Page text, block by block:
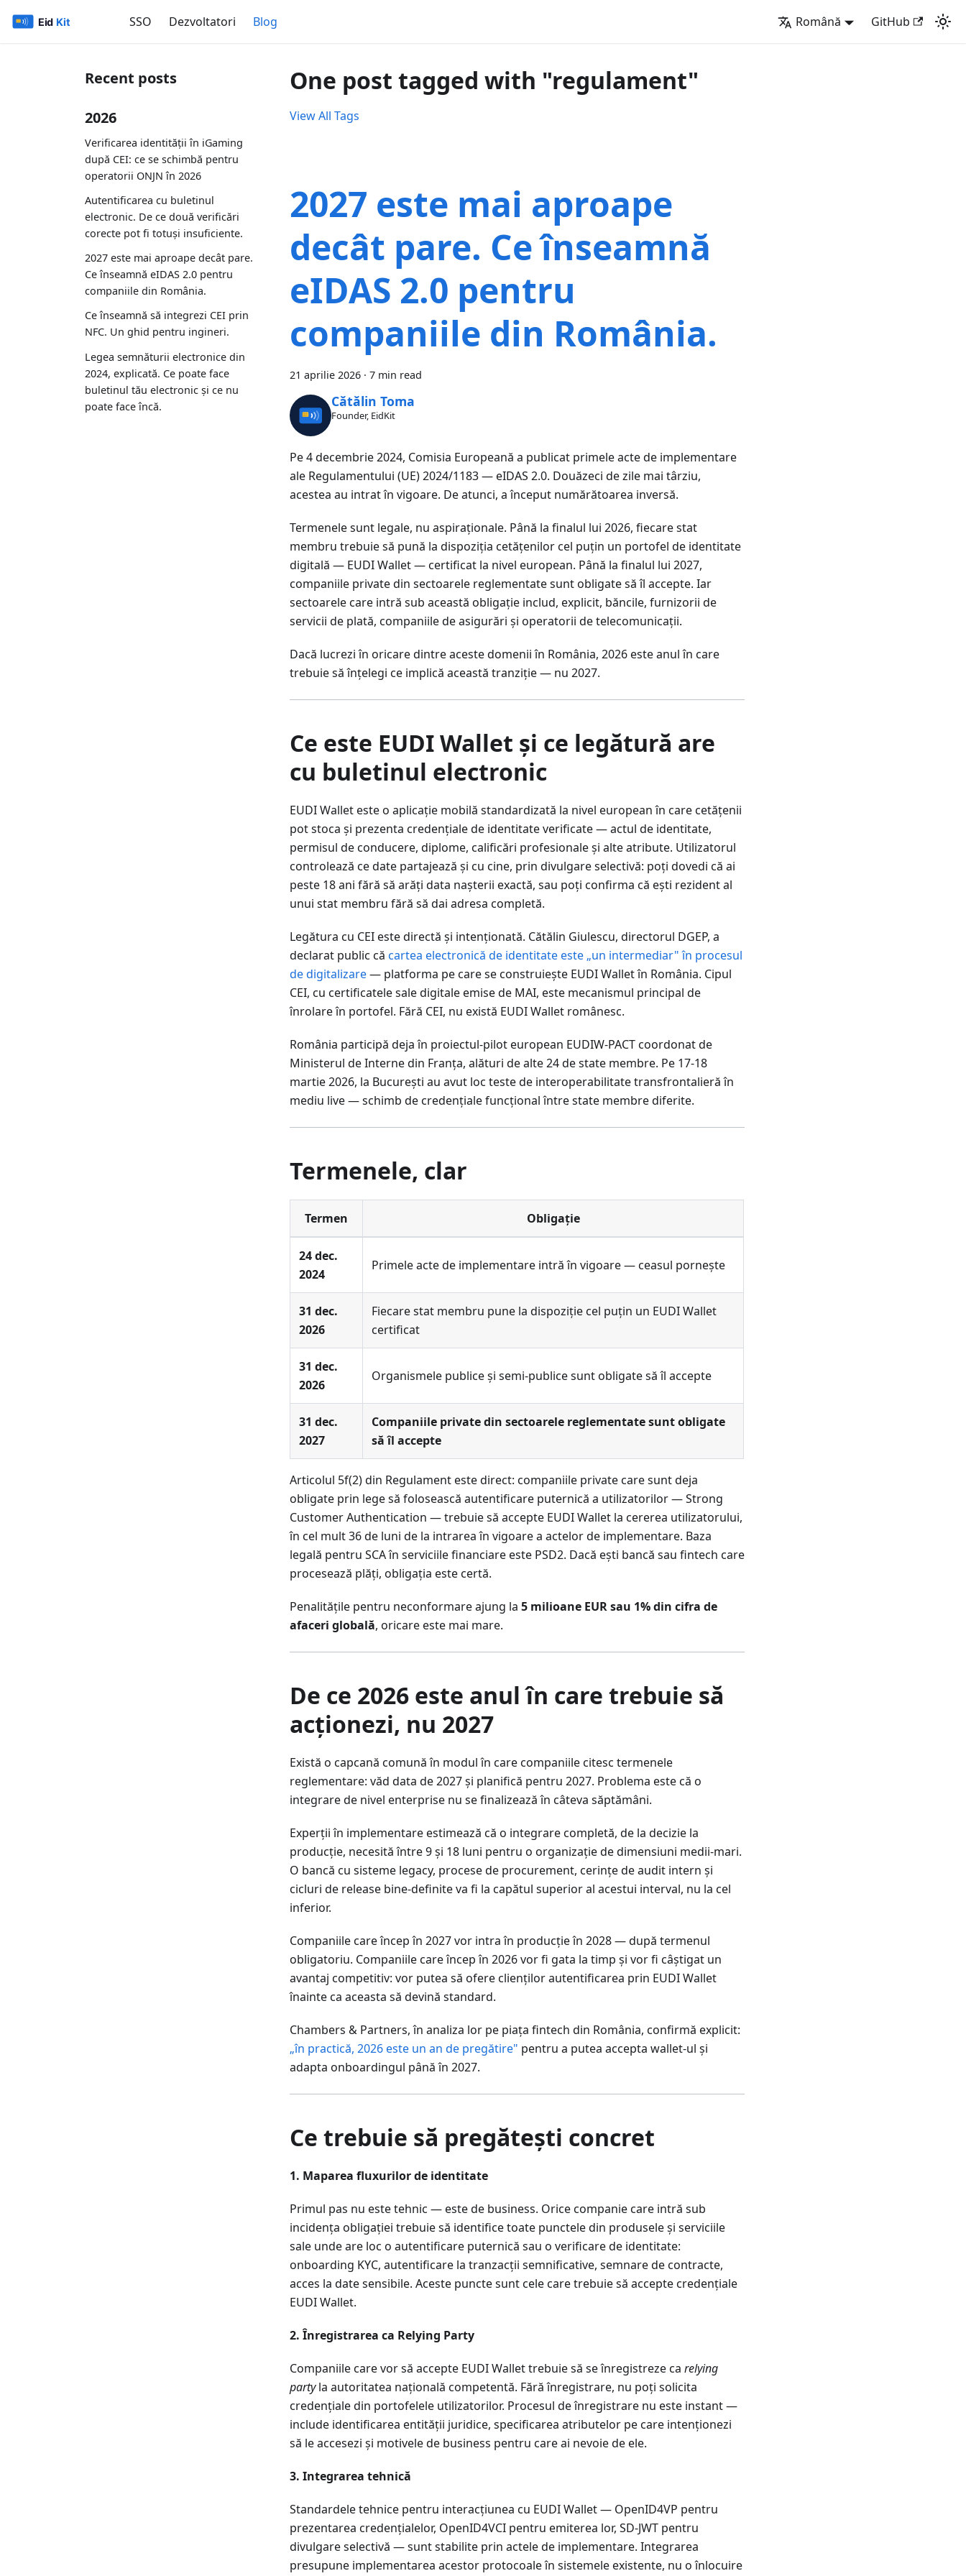
SSO Dezvoltatori Blog Română GitHub
Recent posts
2026
Verificarea identității în iGaming
după CEI: ce se schimbă pentru
operatorii ONJN în 2026
Autentificarea cu buletinul
electronic. De ce două verificări
corecte pot fi totuși insuficiente.
2027 este mai aproape decât pare.
Ce înseamnă eIDAS 2.0 pentru
companiile din România.
Ce înseamnă să integrezi CEI prin
NFC. Un ghid pentru ingineri.
Legea semnăturii electronice din
2024, explicată. Ce poate face
buletinul tău electronic și ce nu
poate face încă.
One post tagged with "regulament"
View All Tags
2027 este mai aproape
decât pare. Ce înseamnă
eIDAS 2.0 pentru
companiile din România.
21 aprilie 2026 · 7 min read
Cătălin Toma
Founder, EidKit
Pe 4 decembrie 2024, Comisia Europeană a publicat primele acte de implementare
ale Regulamentului (UE) 2024/1183 — eIDAS 2.0. Douăzeci de zile mai târziu,
acestea au intrat în vigoare. De atunci, a început numărătoarea inversă.
Termenele sunt legale, nu aspiraționale. Până la finalul lui 2026, fiecare stat
membru trebuie să pună la dispoziția cetățenilor cel puțin un portofel de identitate
digitală — EUDI Wallet — certificat la nivel european. Până la finalul lui 2027,
companiile private din sectoarele reglementate sunt obligate să îl accepte. Iar
sectoarele care intră sub această obligație includ, explicit, băncile, furnizorii de
servicii de plată, companiile de asigurări și operatorii de telecomunicații.
Dacă lucrezi în oricare dintre aceste domenii în România, 2026 este anul în care
trebuie să înțelegi ce implică această tranziție — nu 2027.
Ce este EUDI Wallet și ce legătură are
cu buletinul electronic
EUDI Wallet este o aplicație mobilă standardizată la nivel european în care cetățenii
pot stoca și prezenta credențiale de identitate verificate — actul de identitate,
permisul de conducere, diplome, calificări profesionale și alte atribute. Utilizatorul
controlează ce date partajează și cu cine, prin divulgare selectivă: poți dovedi că ai
peste 18 ani fără să arăți data nașterii exactă, sau poți confirma că ești rezident al
unui stat membru fără să dai adresa completă.
Legătura cu CEI este directă și intenționată. Cătălin Giulescu, directorul DGEP, a
declarat public că cartea electronică de identitate este „un intermediar" în procesul
de digitalizare— platforma pe care se construiește EUDI Wallet în România. Cipul
CEI, cu certificatele sale digitale emise de MAI, este mecanismul principal de
înrolare în portofel. Fără CEI, nu există EUDI Wallet românesc.
România participă deja în proiectul-pilot european EUDIW-PACT coordonat de
Ministerul de Interne din Franța, alături de alte 24 de state membre. Pe 17-18
martie 2026, la București au avut loc teste de interoperabilitate transfrontalieră în
mediu live — schimb de credențiale funcțional între state membre diferite.
Termenele, clar
Termen Obligație
24 dec.
2024
Primele acte de implementare intră în vigoare — ceasul pornește
31 dec.
2026
Fiecare stat membru pune la dispoziție cel puțin un EUDI Wallet
certificat
31 dec.
2026
Organismele publice și semi-publice sunt obligate să îl accepte
31 dec.
2027
Companiile private din sectoarele reglementate sunt obligate
să îl accepte
Articolul 5f(2) din Regulament este direct: companiile private care sunt deja
obligate prin lege să folosească autentificare puternică a utilizatorilor — Strong
Customer Authentication — trebuie să accepte EUDI Wallet la cererea utilizatorului,
în cel mult 36 de luni de la intrarea în vigoare a actelor de implementare. Baza
legală pentru SCA în serviciile financiare este PSD2. Dacă ești bancă sau fintech care
procesează plăți, obligația este certă.
Penalitățile pentru neconformare ajung la 5 milioane EUR sau 1% din cifra de
afaceri globală, oricare este mai mare.
De ce 2026 este anul în care trebuie să
acționezi, nu 2027
Există o capcană comună în modul în care companiile citesc termenele
reglementare: văd data de 2027 și planifică pentru 2027. Problema este că o
integrare de nivel enterprise nu se finalizează în câteva săptămâni.
Experții în implementare estimează că o integrare completă, de la decizie la
producție, necesită între 9 și 18 luni pentru o organizație de dimensiuni medii-mari.
O bancă cu sisteme legacy, procese de procurement, cerințe de audit intern și
cicluri de release bine-definite va fi la capătul superior al acestui interval, nu la cel
inferior.
Companiile care încep în 2027 vor intra în producție în 2028 — după termenul
obligatoriu. Companiile care încep în 2026 vor fi gata la timp și vor fi câștigat un
avantaj competitiv: vor putea să ofere clienților autentificarea prin EUDI Wallet
înainte ca aceasta să devină standard.
Chambers & Partners, în analiza lor pe piața fintech din România, confirmă explicit:
„în practică, 2026 este un an de pregătire" pentru a putea accepta wallet-ul și
adapta onboardingul până în 2027.
Ce trebuie să pregătești concret
1. Maparea fluxurilor de identitate
Primul pas nu este tehnic — este de business. Orice companie care intră sub
incidența obligației trebuie să identifice toate punctele din produsele și serviciile
sale unde are loc o autentificare puternică sau o verificare de identitate:
onboarding KYC, autentificare la tranzacții semnificative, semnare de contracte,
acces la date sensibile. Aceste puncte sunt cele care trebuie să accepte credențiale
EUDI Wallet.
2. Înregistrarea ca Relying Party
Companiile care vor să accepte EUDI Wallet trebuie să se înregistreze ca relying
partyla autoritatea națională competentă. Fără înregistrare, nu poți solicita
credențiale din portofelele utilizatorilor. Procesul de înregistrare nu este instant —
include identificarea entității juridice, specificarea atributelor pe care intenționezi
să le accesezi și motivele de business pentru care ai nevoie de ele.
3. Integrarea tehnică
Standardele tehnice pentru interacțiunea cu EUDI Wallet — OpenID4VP pentru
prezentarea credențialelor, OpenID4VCI pentru emiterea lor, SD-JWT pentru
divulgare selectivă — sunt stabilite prin actele de implementare. Integrarea
presupune implementarea acestor protocoale în sistemele existente, nu o înlocuire